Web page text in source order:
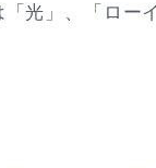
光」、「ロー